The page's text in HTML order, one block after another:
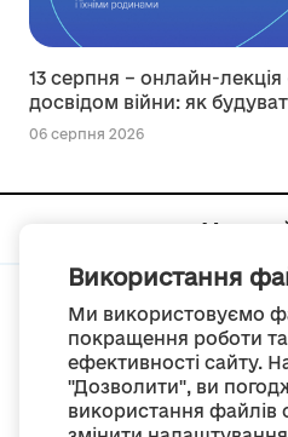
Використання
Ми використовуємо
покращення роботи
ефективності сайту.
"Дозволити", ви
використання
13 серпня – онлайн-
досвідом війни: як
06 серпня 2026
Мапа
© Портал
Проект був створений 2014 року